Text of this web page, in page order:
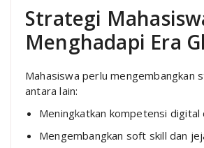
Strategi
Menghadapi Era
Mahasiswa perlu mengembangkan
antara lain:
Meningkatkan kompetensi digital
Mengembangkan soft skill dan